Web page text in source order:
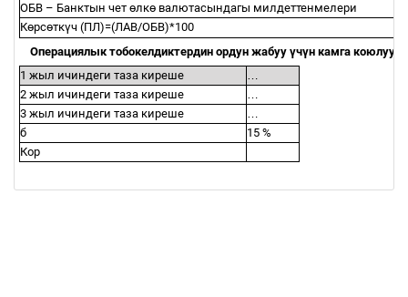
ОБВ – Банктын чет өлкө валютасындагы милдеттенмелери
Көрсөткүч (ПЛ)=(ЛАВ/ОБВ)*100
Операциялык тобокелдиктердин ордун жабуу үчүн камга
1 жыл ичиндеги таза киреше
…
2 жыл ичиндеги таза киреше
…
3 жыл ичиндеги таза киреше
…
б
15 %
Кор